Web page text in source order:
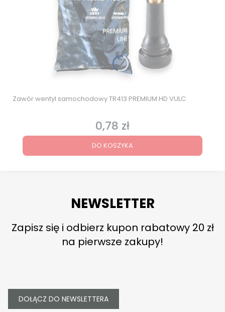
Zawór wentyl samochodowy TR413 PREMIUM HD VULC
Cena
0,78 zł
DO KOSZYKA
NEWSLETTER
Zapisz się i odbierz kupon rabatowy 20 zł
na pierwsze zakupy!
DOŁĄCZ DO NEWSLETTERA